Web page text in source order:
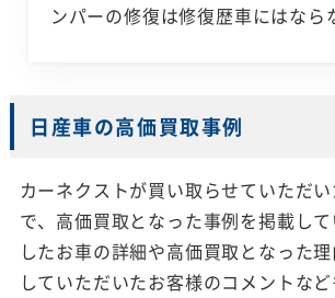
ンパーの修復は修復歴車にはなら
日産車の高価買取事例
カーネクストが買い取らせていただ
で、高価買取となった事例を掲載し
したお車の詳細や高価買取となった
していただいたお客様のコメントな